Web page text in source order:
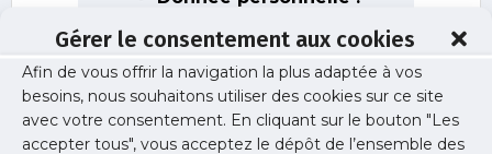
Gérer le consentement aux cookies
Afin de vous offrir la navigation la plus adaptée à vos
besoins, nous souhaitons utiliser des cookies sur ce site
avec votre consentement. En cliquant sur le bouton "Les
accepter tous", vous acceptez le dépôt de l’ensemble des